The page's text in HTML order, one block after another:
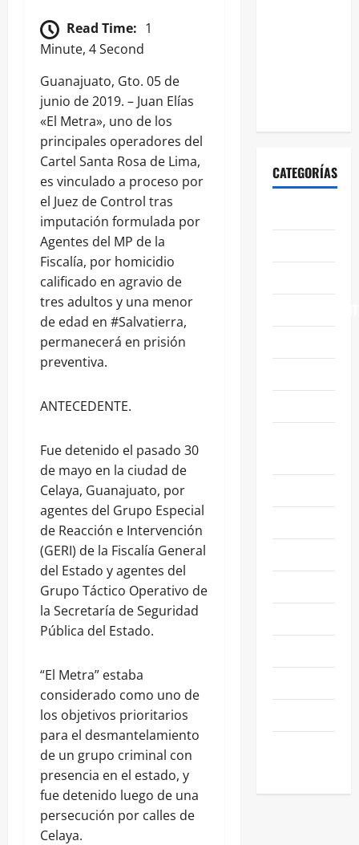
Read Time: 1
Minute, 4 Second
Guanajuato, Gto. 05 de
junio de 2019. – Juan Elías
«El Metra», uno de los
principales operadores del
Cartel Santa Rosa de Lima,
es vinculado a proceso por
el Juez de Control tras
imputación formulada por
Agentes del MP de la
Fiscalía, por homicidio
calificado en agravio de
tres adultos y una menor
de edad en #Salvatierra,
permanecerá en prisión
preventiva.
ANTECEDENTE.
Fue detenido el pasado 30
de mayo en la ciudad de
Celaya, Guanajuato, por
agentes del Grupo Especial
de Reacción e Intervención
(GERI) de la Fiscalía General
del Estado y agentes del
Grupo Táctico Operativo de
la Secretaría de Seguridad
Pública del Estado.
“El Metra” estaba
considerado como uno de
los objetivos prioritarios
para el desmantelamiento
de un grupo criminal con
presencia en el estado, y
fue detenido luego de una
persecución por calles de
Celaya.
CATEGORÍAS